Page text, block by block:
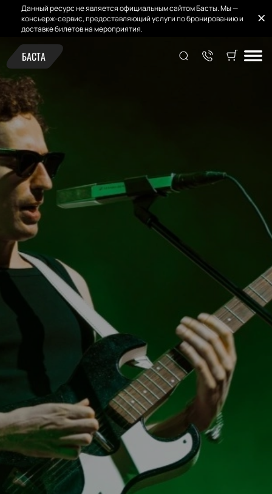
Данный ресурс не является официальным сайтом Басты. Мы —
консьерж-сервис, предоставляющий услуги по бронированию и
доставке билетов на мероприятия.
БАСТА